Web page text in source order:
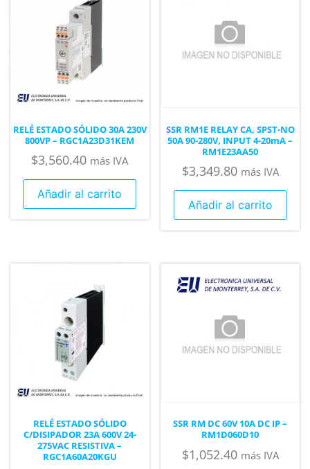
RELÉ ESTADO SÓLIDO 30A 230V
800VP – RGC1A23D31KEM
$3,560.40 más IVA
Añadir al carrito
SSR RM1E RELAY CA, SPST-NO
50A 90-280V, INPUT 4-20mA –
RM1E23AA50
$3,349.80 más IVA
Añadir al carrito
RELÉ ESTADO SÓLIDO
C/DISIPADOR 23A 600V 24-
275VAC RESISTIVA –
RGC1A60A20KGU
SSR RM DC 60V 10A DC IP –
RM1D060D10
$1,052.40 más IVA